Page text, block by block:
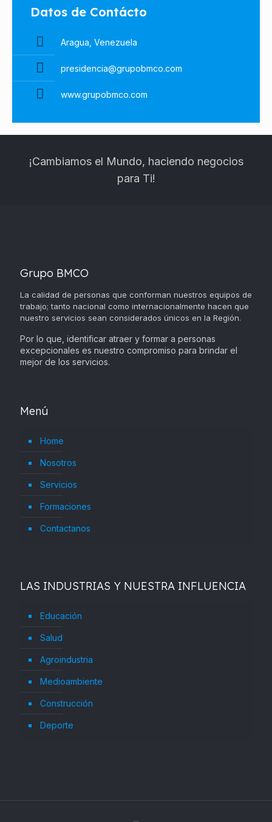
Datos de Contácto
Aragua, Venezuela
presidencia@grupobmco.com
www.grupobmco.com
¡Cambiamos el Mundo, haciendo negocios
para Ti!
Grupo BMCO
La calidad de personas que conforman nuestros equipos de
trabajo; tanto nacional como internacionalmente hacen que
nuestro servicios sean considerados únicos en la Región.
Por lo que, identificar atraer y formar a personas
excepcionales es nuestro compromiso para brindar el
mejor de los servicios.
Menú
Home
Nosotros
Servicios
Formaciones
Contactanos
LAS INDUSTRIAS Y NUESTRA INFLUENCIA
Educación
Salud
Agroindustria
Medioambiente
Construcción
Deporte